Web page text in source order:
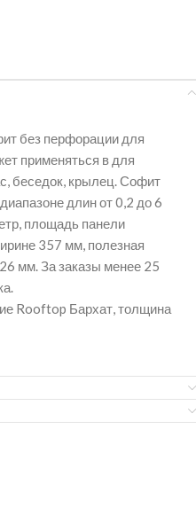
без перфорации для
применяться в для
беседок, крылец. Софит
длин от 0,2 до 6
площадь панели
357 мм, полезная
мм. За заказы менее 25
Rooftop Бархат, толщина